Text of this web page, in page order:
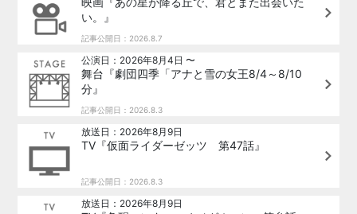
い。』
記事公開日：2026.8.7
公演日：2026年8月4日 〜
舞台『劇団四季「アナと雪の女王8/4～8/10
分』
記事公開日：2026.8.3
放送日：2026年8月9日
TV『仮面ライダーゼッツ 第47話』
記事公開日：2026.8.3
放送日：2026年8月9日